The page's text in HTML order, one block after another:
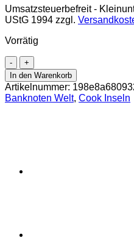
Umsatzsteuerbefreit -
UStG 1994 zzgl.
Vorrätig
Cook
Inseln
-
3
Dollars
In den Warenkorb
Artikelnummer:
Banknoten Welt, Cook Inseln